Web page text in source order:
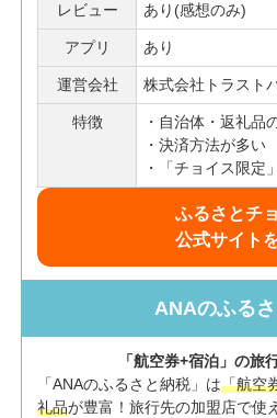
レビュー あり(感想のみ)
アプリ あり
運営会社 株式会社トラスト
特徴
自治体・返礼品
決済方法が多い
「チョイス限定
ふるさとチ
公式サイト
ANAのふる
「航空券+宿泊」の旅
「ANAのふるさと納税」は「航空
礼品が豊富！旅行先の加盟店で使